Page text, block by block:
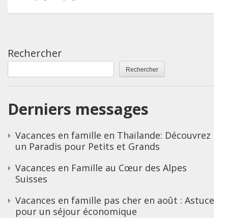
Rechercher
Rechercher
Derniers messages
Vacances en famille en Thaïlande: Découvrez
un Paradis pour Petits et Grands
Vacances en Famille au Cœur des Alpes
Suisses
Vacances en famille pas cher en août : Astuces
pour un séjour économique